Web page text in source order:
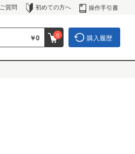
質問 初めての方へ 操作手引書
￥0 0 購入履歴